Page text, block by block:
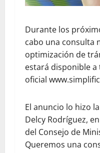
Durante los
cabo una consulta
optimización de
estará disponible a
oficial
El anuncio lo hizo
Delcy Rodríguez,
del Consejo de
Queremos una